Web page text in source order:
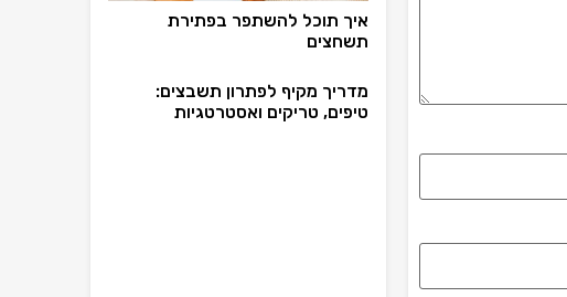
איך תוכל להשתפר בפתירת
תשחצים
מדריך מקיף לפתרון תשבצים:
טיפים, טריקים ואסטרטגיות